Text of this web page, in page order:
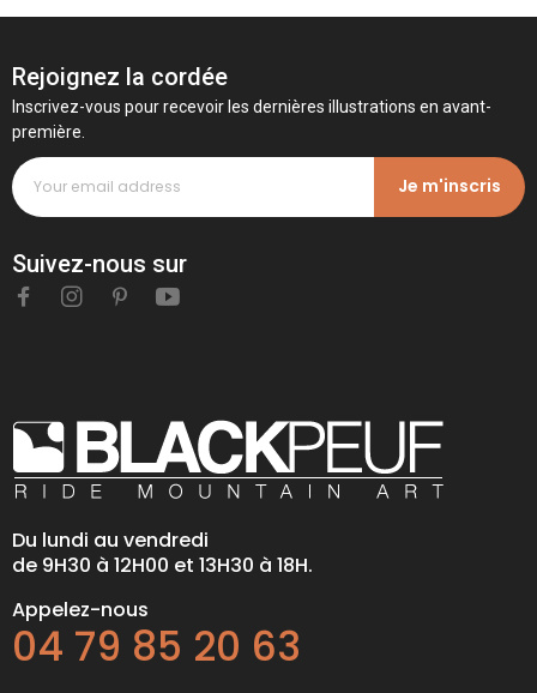
Rejoignez la cordée
Inscrivez-vous pour recevoir les dernières illustrations en avant-
première.
Je m'inscris
Suivez-nous sur
Du lundi au vendredi
de 9H30 à 12H00 et 13H30 à 18H.
Appelez-nous
04 79 85 20 63